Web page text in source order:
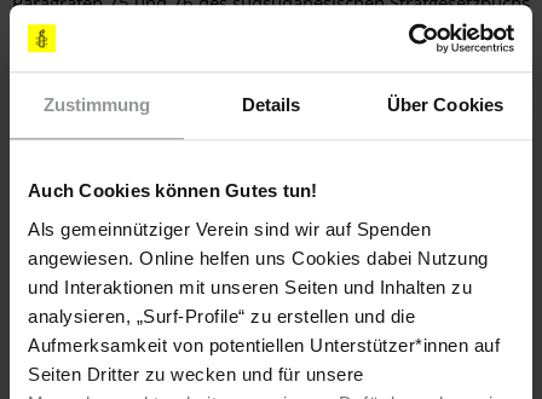
Zustimmung Details Über Cookies
Auch Cookies können Gutes tun!
Als gemeinnütziger Verein sind wir auf Spenden
angewiesen. Online helfen uns Cookies dabei Nutzung
und Interaktionen mit unseren Seiten und Inhalten zu
analysieren, „Surf-Profile“ zu erstellen und die
Aufmerksamkeit von potentiellen Unterstützer*innen auf
Seiten Dritter zu wecken und für unsere
"falsche Aussagen gegen den Südsudan veröffentlicht oder
kommuniziert" und "den Präsidenten beleidigt bzw. in seiner
für den Beginn seines Gerichtsverfahrens festgesetzt worden.
lediglich aufgrund der friedlichen Wahrnehmung seines
Hintergrundinformation
Hintergrund
Die Arbeitsbedingungen für Journalist_innen im Südsudan
sind äußerst gefährlich. Sie werden regelmäßig
eingeschüchtert, schikaniert, willkürlich inhaftiert,